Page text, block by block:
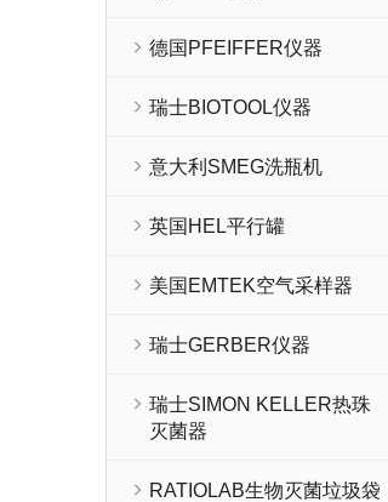
德国PFEIFFER仪器
瑞士BIOTOOL仪器
意大利SMEG洗瓶机
英国HEL平行罐
美国EMTEK空气采样器
瑞士GERBER仪器
瑞士SIMON KELLER热珠
灭菌器
RATIOLAB生物灭菌垃圾袋